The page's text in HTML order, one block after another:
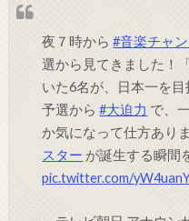
夜７時から#音楽チャ
選から見てきました！
いた6名が、日本一を
予選から#大迫力 で、
か気になって仕方あり
スター が誕生する瞬間
pic.twitter.com/